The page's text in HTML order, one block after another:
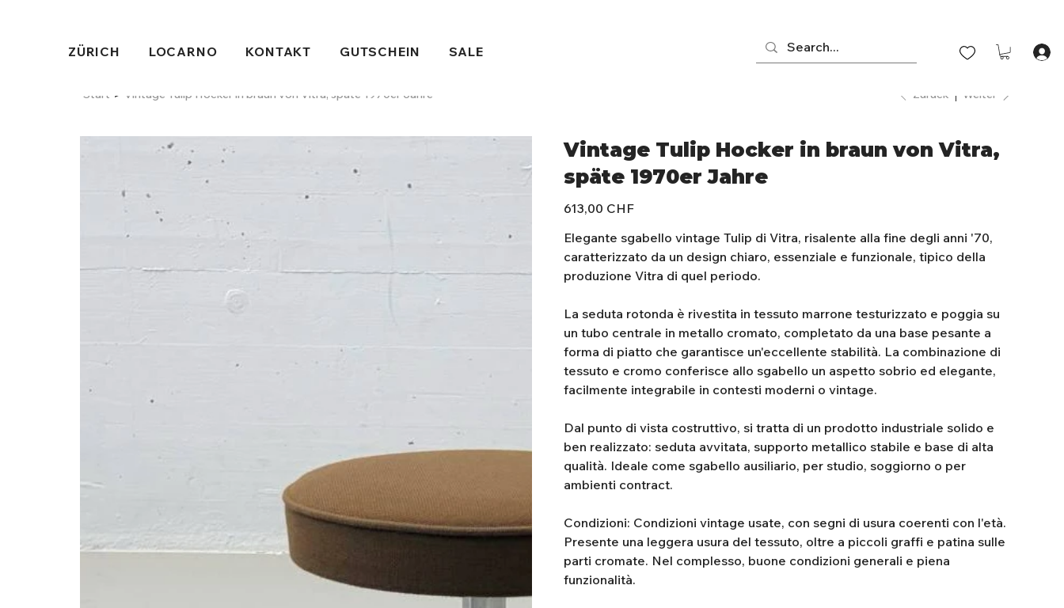
ZÜRICH LOCARNO KONTAKT GUTSCHEIN SALE
Start > Vintage Tulip Hocker in braun von Vitra, späte 1970er Jahre Zurück Weiter
Vintage Tulip Hocker in braun von Vitra,
späte 1970er Jahre
Preis
613,00 CHF
Elegante sgabello vintage Tulip di Vitra, risalente alla fine degli anni '70,
caratterizzato da un design chiaro, essenziale e funzionale, tipico della
produzione Vitra di quel periodo.
La seduta rotonda è rivestita in tessuto marrone testurizzato e poggia su
un tubo centrale in metallo cromato, completato da una base pesante a
forma di piatto che garantisce un'eccellente stabilità. La combinazione di
tessuto e cromo conferisce allo sgabello un aspetto sobrio ed elegante,
facilmente integrabile in contesti moderni o vintage.
Dal punto di vista costruttivo, si tratta di un prodotto industriale solido e
ben realizzato: seduta avvitata, supporto metallico stabile e base di alta
qualità. Ideale come sgabello ausiliario, per studio, soggiorno o per
ambienti contract.
Condizioni: Condizioni vintage usate, con segni di usura coerenti con l'età.
Presente una leggera usura del tessuto, oltre a piccoli graffi e patina sulle
parti cromate. Nel complesso, buone condizioni generali e piena
funzionalità.